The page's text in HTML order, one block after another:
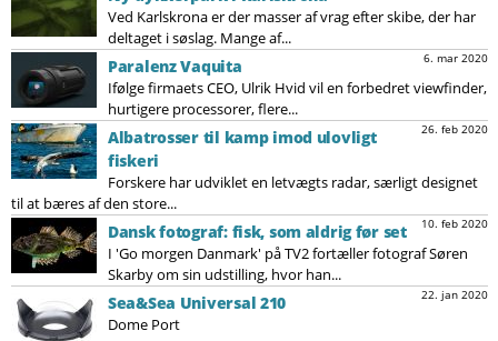
Ved Karlskrona er der masser af vrag efter skibe, der har
deltaget i søslag. Mange af...
6. mar 2020
Paralenz Vaquita
Ifølge firmaets CEO, Ulrik Hvid vil en forbedret viewfinder,
hurtigere processorer, flere...
26. feb 2020
Albatrosser til kamp imod ulovligt
fiskeri
Forskere har udviklet en letvægts radar, særligt designet
til at bæres af den store...
10. feb 2020
Dansk fotograf: fisk, som aldrig før set
I 'Go morgen Danmark' på TV2 fortæller fotograf Søren
Skarby om sin udstilling, hvor han...
22. jan 2020
Sea&Sea Universal 210
Dome Port